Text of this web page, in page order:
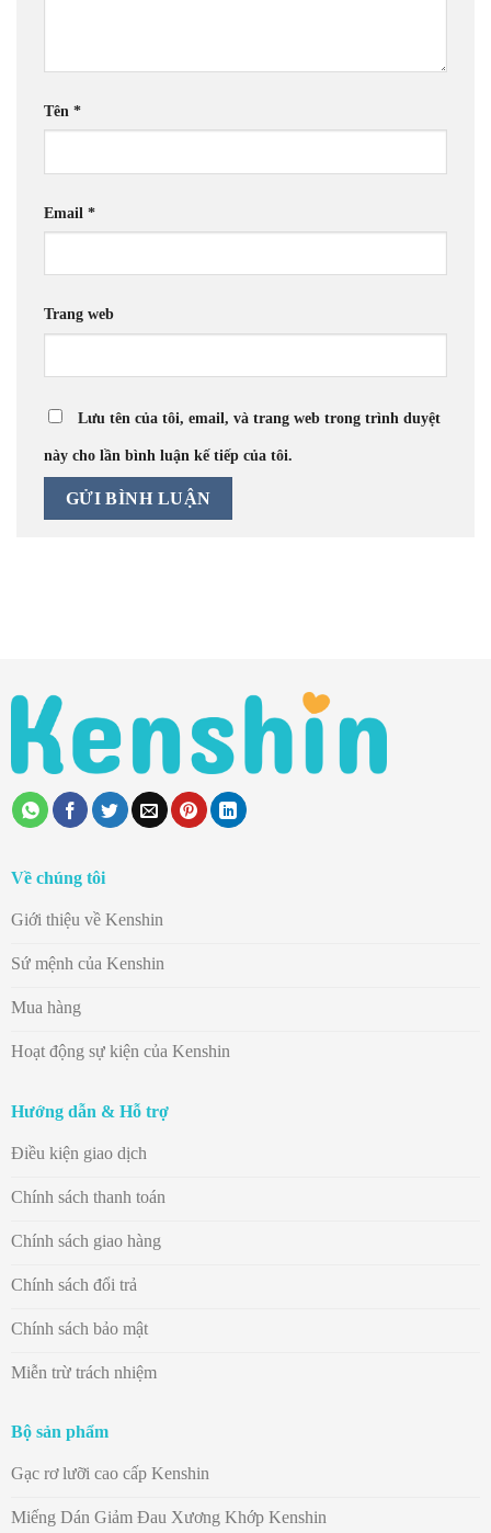
Tên *
Email *
Trang web
Lưu tên của tôi, email, và trang web trong trình duyệt
này cho lần bình luận kế tiếp của tôi.
Về chúng tôi
Giới thiệu về Kenshin
Sứ mệnh của Kenshin
Mua hàng
Hoạt động sự kiện của Kenshin
Hướng dẫn & Hỗ trợ
Điều kiện giao dịch
Chính sách thanh toán
Chính sách giao hàng
Chính sách đổi trả
Chính sách bảo mật
Miễn trừ trách nhiệm
Bộ sản phẩm
Gạc rơ lưỡi cao cấp Kenshin
Miếng Dán Giảm Đau Xương Khớp Kenshin